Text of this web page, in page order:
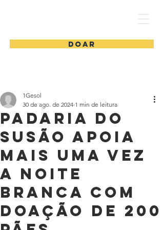
DOAR
Padaria do
Susão Apoia
Mais uma Vez
a Noite
Branca com
Doação de 200
1Gesol
30 de ago. de 2024 1 min de leitura